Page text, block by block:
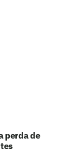
perda de